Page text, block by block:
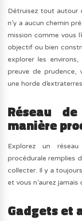
Détruisez tout autour
n’y a aucun chemin
mission comme vous
objectif ou bien
explorer les
preuve de prudence,
une horde
Réseau
manière
Explorez un
procédurale remplies
collecter. Il y a
et vous n’aurez
Gadgets et